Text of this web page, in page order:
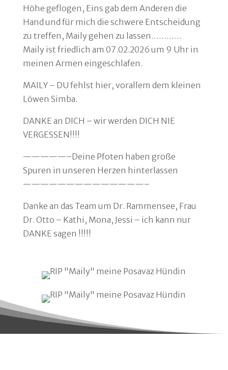
Höhe geflogen, Eins gab dem Anderen die
Hand und für mich die schwere Entscheidung
zu treffen, Maily gehen zu lassen…………
Maily ist friedlich am 07.02.2026 um 9 Uhr in
meinen Armen eingeschlafen.
MAILY – DU fehlst hier, vorallem dem kleinen
Löwen Simba.
DANKE an DICH – wir werden DICH NIE
VERGESSEN!!!!
—————–Deine Pfoten haben große
Spuren in unseren Herzen hinterlassen
——————————————–
Danke an das Team um Dr. Rammensee, Frau
Dr. Otto – Kathi, Mona, Jessi – ich kann nur
DANKE sagen !!!!!